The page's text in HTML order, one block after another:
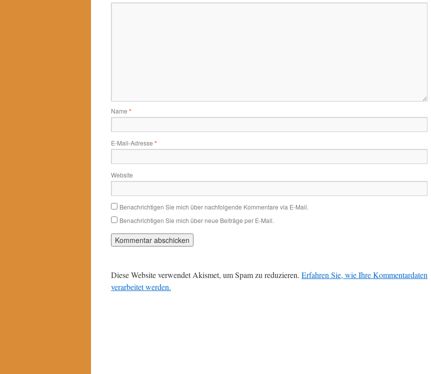
Name *
E-Mail-Adresse *
Website
Benachrichtigen Sie mich über nachfolgende Kommentare via E-Mail.
Benachrichtigen Sie mich über neue Beiträge per E-Mail.
Diese Website verwendet Akismet, um Spam zu reduzieren. Erfahren Sie, wie Ihre Kommentardaten
verarbeitet werden.